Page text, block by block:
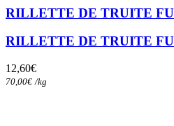
RILLETTE DE TRUITE
RILLETTE DE TRUITE
12,60€
70,00€ /kg